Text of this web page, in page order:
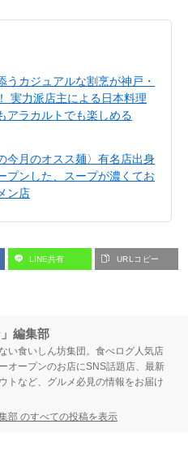
うカジュアルな割烹が神戸・
実力派店主による日本料理
アラカルトでも楽しめる
今月のオスス麺〉有名店出身
プンした、スープが濃くてお
ン店
LINE共有 URLコピー
編集部
い食いしん坊集団。食べログ人気店
オープンのお店にSNS話題店、最新
トなど、グルメ必見の情報をお届け
部 のすべての投稿を表示